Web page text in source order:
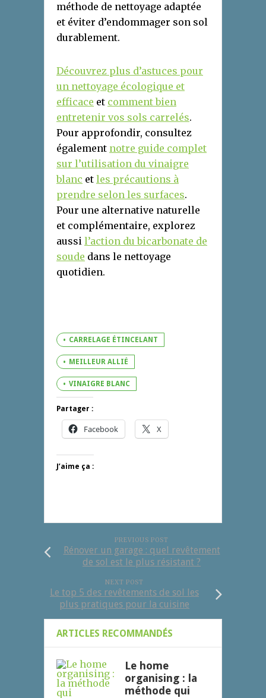
méthode de nettoyage adaptée
et éviter d’endommager son sol
durablement.
Découvrez plus d’astuces pour
un nettoyage écologique et
efficace et comment bien
entretenir vos sols carrelés.
Pour approfondir, consultez
également notre guide complet
sur l’utilisation du vinaigre
blanc et les précautions à
prendre selon les surfaces.
Pour une alternative naturelle
et complémentaire, explorez
aussi l’action du bicarbonate de
soude dans le nettoyage
quotidien.
CARRELAGE ÉTINCELANT
MEILLEUR ALLIÉ
VINAIGRE BLANC
Partager :
Facebook X
J’aime ça :
PREVIOUS POST
Rénover un garage : quel revêtement
de sol est le plus résistant ?
NEXT POST
Le top 5 des revêtements de sol les
plus pratiques pour la cuisine
ARTICLES RECOMMANDÉS
Le home
organising : la
méthode qui